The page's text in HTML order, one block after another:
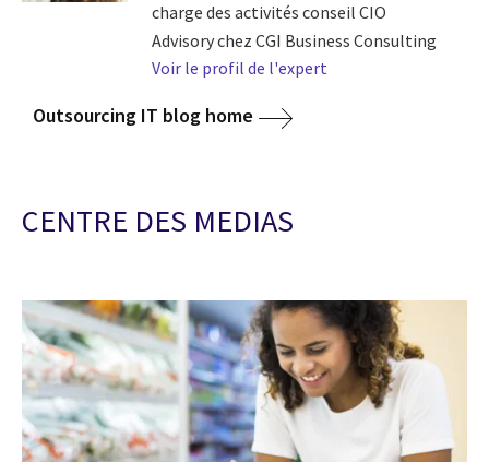
charge des activités conseil CIO
Advisory chez CGI Business Consulting
Voir le profil de l'expert
Outsourcing IT blog home
CENTRE DES MEDIAS